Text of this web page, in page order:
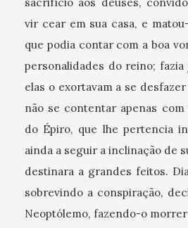
vir cear em sua casa, e
que podia contar com a boa
personalidades do reino;
elas o exortavam a se
não se contentar apenas com
do Épiro, que lhe pertencia
ainda a seguir a inclinação de
destinara a grandes feitos.
sobrevindo a conspiração,
Neoptólemo, fazendo-o